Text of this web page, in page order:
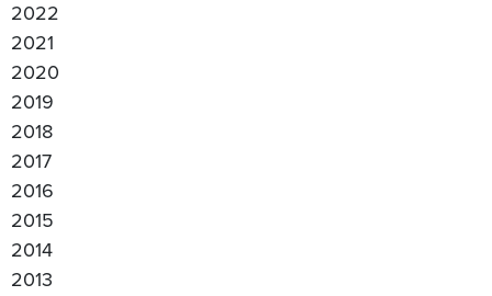
2022
2021
2020
2019
2018
2017
2016
2015
2014
2013